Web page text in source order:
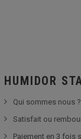
HUMIDOR
Qui sommes nous ?
Satisfait ou
Paiement en 3 fois